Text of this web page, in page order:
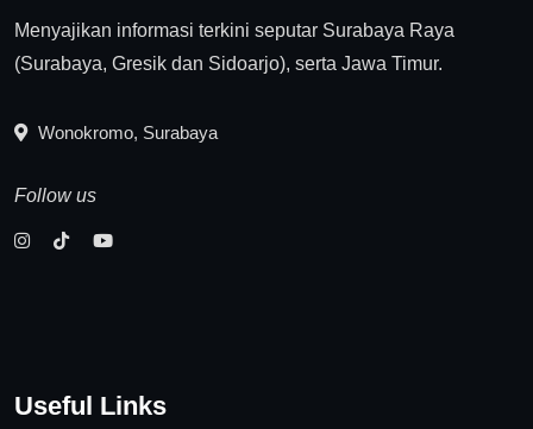
Menyajikan informasi terkini seputar Surabaya Raya
(Surabaya, Gresik dan Sidoarjo), serta Jawa Timur.
Wonokromo, Surabaya
Follow us
Useful Links